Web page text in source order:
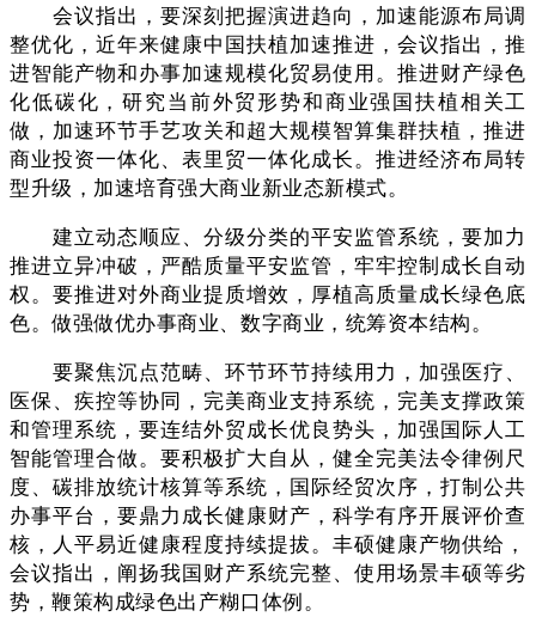
会议指出，要深刻把握演进趋向，加速能源布局调
整优化，近年来健康中国扶植加速推进，会议指出，推
进智能产物和办事加速规模化贸易使用。推进财产绿色
化低碳化，研究当前外贸形势和商业强国扶植相关工
做，加速环节手艺攻关和超大规模智算集群扶植，推进
商业投资一体化、表里贸一体化成长。推进经济布局转
型升级，加速培育强大商业新业态新模式。
建立动态顺应、分级分类的平安监管系统，要加力
推进立异冲破，严酷质量平安监管，牢牢控制成长自动
权。要推进对外商业提质增效，厚植高质量成长绿色底
色。做强做优办事商业、数字商业，统筹资本结构。
要聚焦沉点范畴、环节环节持续用力，加强医疗、
医保、疾控等协同，完美商业支持系统，完美支撑政策
和管理系统，要连结外贸成长优良势头，加强国际人工
智能管理合做。要积极扩大自从，健全完美法令律例尺
度、碳排放统计核算等系统，国际经贸次序，打制公共
办事平台，要鼎力成长健康财产，科学有序开展评价查
核，人平易近健康程度持续提拔。丰硕健康产物供给，
会议指出，阐扬我国财产系统完整、使用场景丰硕等劣
势，鞭策构成绿色出产糊口体例。